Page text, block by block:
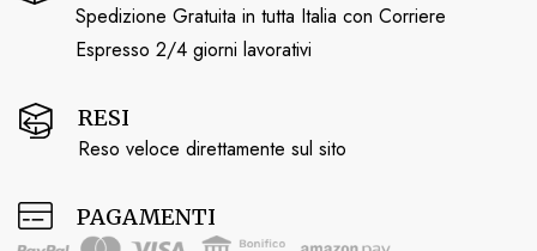
Spedizione Gratuita in tutta Italia con Corriere
Espresso 2/4 giorni lavorativi
RESI
Reso veloce direttamente sul sito
PAGAMENTI